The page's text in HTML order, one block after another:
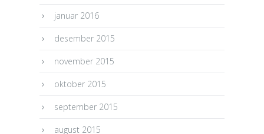
januar 2016
desember 2015
november 2015
oktober 2015
september 2015
august 2015